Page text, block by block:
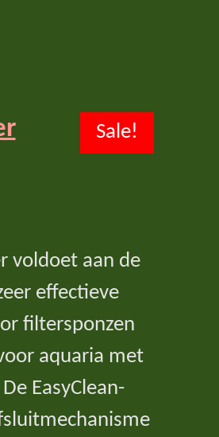
Sale!
voldoet aan de
effectieve
filtersponzen
aquaria met
EasyClean-